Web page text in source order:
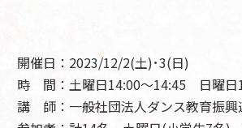
開催日：2023/12/2(土)･3(日)
時 間：土曜日14:00～14:45 日曜日
講 師：一般社団法人ダンス教育振